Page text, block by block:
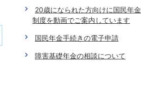
20歳になられた方向けに国民年金
制度を動画でご案内しています
国民年金手続きの電子申請
障害基礎年金の相談について